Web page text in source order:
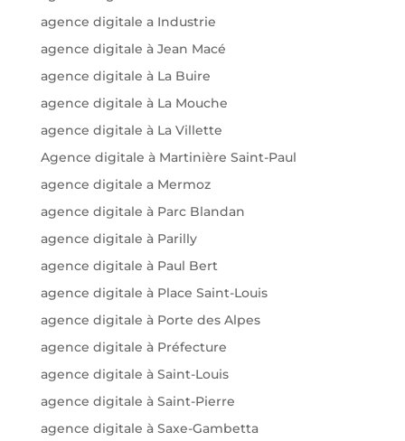
agence digitale a Industrie
agence digitale à Jean Macé
agence digitale à La Buire
agence digitale à La Mouche
agence digitale à La Villette
Agence digitale à Martinière Saint-Paul
agence digitale a Mermoz
agence digitale à Parc Blandan
agence digitale à Parilly
agence digitale à Paul Bert
agence digitale à Place Saint-Louis
agence digitale à Porte des Alpes
agence digitale à Préfecture
agence digitale à Saint-Louis
agence digitale à Saint-Pierre
agence digitale à Saxe-Gambetta